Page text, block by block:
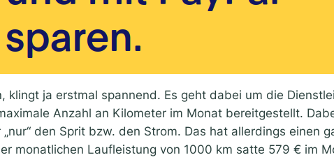
ja erstmal spannend. Es geht dabei um die
Anzahl an Kilometer im Monat bereitgestellt.
den Sprit bzw. den Strom. Das hat allerdings einen
monatlichen Laufleistung von 1000 km satte 579 € im